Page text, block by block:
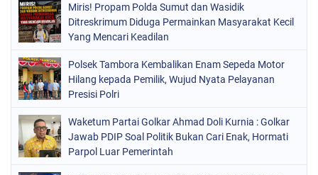
Miris! Propam Polda Sumut dan Wasidik
Ditreskrimum Diduga Permainkan Masyarakat Kecil
Yang Mencari Keadilan
Polsek Tambora Kembalikan Enam Sepeda Motor
Hilang kepada Pemilik, Wujud Nyata Pelayanan
Presisi Polri
Waketum Partai Golkar Ahmad Doli Kurnia : Golkar
Jawab PDIP Soal Politik Bukan Cari Enak, Hormati
Parpol Luar Pemerintah